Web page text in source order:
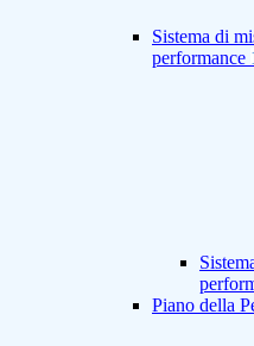
Sistema di
performance
Piano della